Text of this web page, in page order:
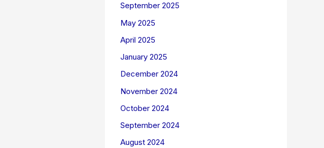
September 2025
May 2025
April 2025
January 2025
December 2024
November 2024
October 2024
September 2024
August 2024